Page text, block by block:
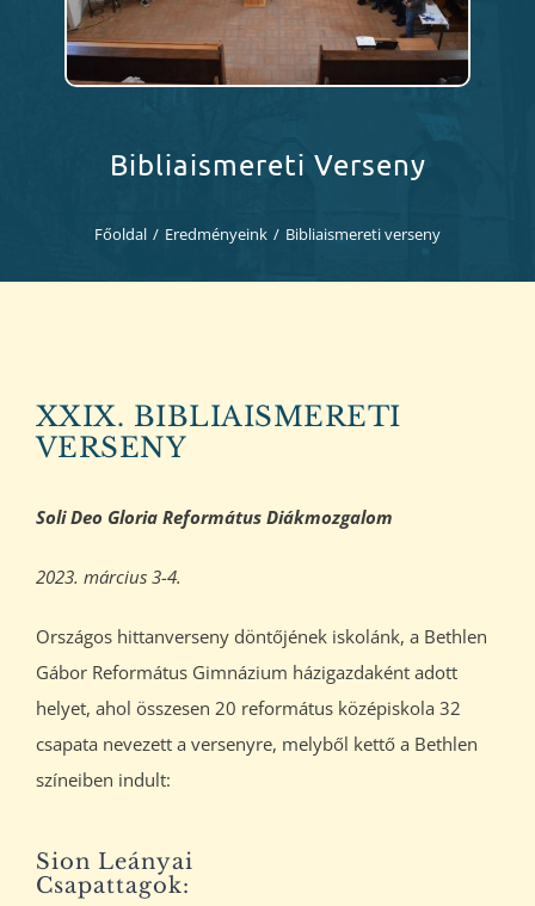
Kollégium
Bibliaismereti Verseny
Főoldal / Eredményeink / Bibliaismereti verseny
XXIX. BIBLIAISMERETI
VERSENY
Soli Deo Gloria Református Diákmozgalom
2023. március 3-4.
Országos hittanverseny döntőjének iskolánk, a Bethlen
Gábor Református Gimnázium házigazdaként adott
helyet, ahol összesen 20 református középiskola 32
csapata nevezett a versenyre, melyből kettő a Bethlen
színeiben indult:
Sion Leányai
Csapattagok: